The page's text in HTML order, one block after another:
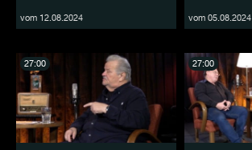
vom 12.08.2024 vom 05.08.2024
27:00 27:00